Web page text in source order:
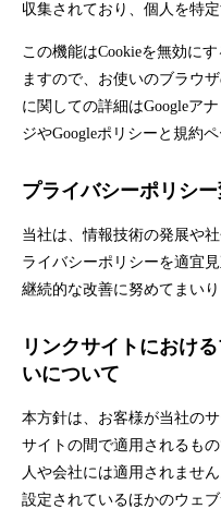
収集されており、個人を特
この機能はCookieを無効に
ますので、お使いのブラウ
に関しての詳細はGoogleア
ジやGoogleポリシーと規約ペ
プライバシーポリシ
当社は、情報技術の発展や
ライバシーポリシーを適宜
継続的な改善に努めてまいり
リンクサイトにおけ
いについて
本方針は、お客様が当社の
サイトの間で適用されるも
人や会社には適用されませ
設定されているほかのウェ